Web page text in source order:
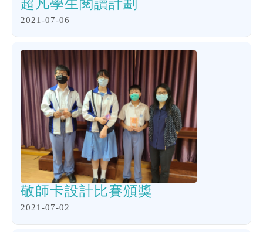
超凡學生閱讀計劃
2021-07-06
敬師卡設計比賽頒獎
2021-07-02